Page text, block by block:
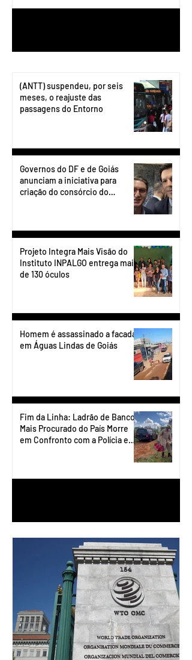
(ANTT) suspendeu, por seis
meses, o reajuste das
passagens do Entorno
Governos do DF e de Goiás
anunciam a iniciativa para
criação do consórcio do
Projeto Integra Mais Visão do
Instituto INPALGO entrega mais
de 130 óculos
Homem é assassinado a facadas
em Águas Lindas de Goiás
Fim da Linha: Ladrão de Banco
Mais Procurado do País Morre
em Confronto com a Polícia em